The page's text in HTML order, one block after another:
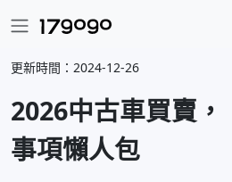
更新時間：2024-12-26
2026中古車買賣
事項懶人包